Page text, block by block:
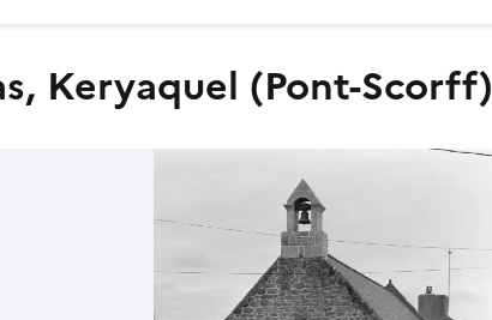
Keryaquel (Pont-Scorff)